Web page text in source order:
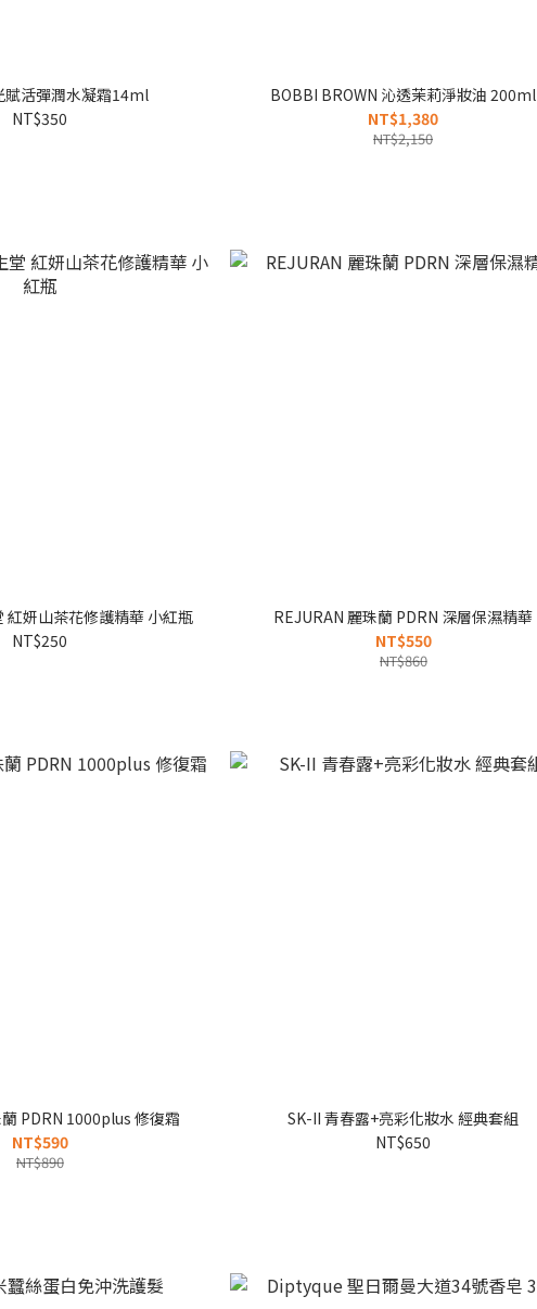
賦活彈潤水凝霜14ml
NT$350
BOBBI BROWN 沁透茉莉淨妝油 200ml
NT$1,380
NT$2,150
紅妍山茶花修護精華 小紅瓶
NT$250
REJURAN 麗珠蘭 PDRN 深層保濕精華
NT$550
NT$860
PDRN 1000plus 修復霜
NT$590
NT$890
SK-II 青春露+亮彩化妝水 經典套組
NT$650